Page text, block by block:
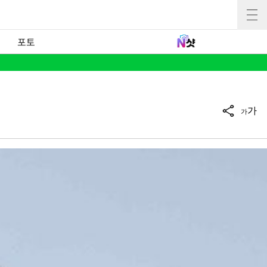
포토
가가